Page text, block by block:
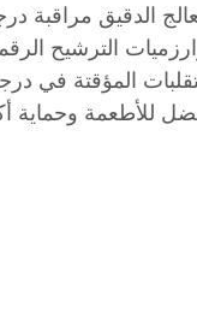
الدقيق مراقبة
الترشيح
المؤقتة في
للأطعمة وحماية